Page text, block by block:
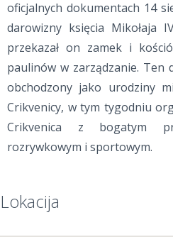
oficjalnych dokumentach 14
darowizny księcia Mikołaja
przekazał on zamek i
paulinów w zarządzanie. Ten
obchodzony jako urodziny
Crikvenicy, w tym tygodniu
Crikvenica z bogatym
rozrywkowym i sportowym.
Lokacija